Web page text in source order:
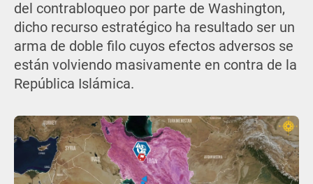
del contrabloqueo por parte de Washington,
dicho recurso estratégico ha resultado ser un
arma de doble filo cuyos efectos adversos se
están volviendo masivamente en contra de la
República Islámica.